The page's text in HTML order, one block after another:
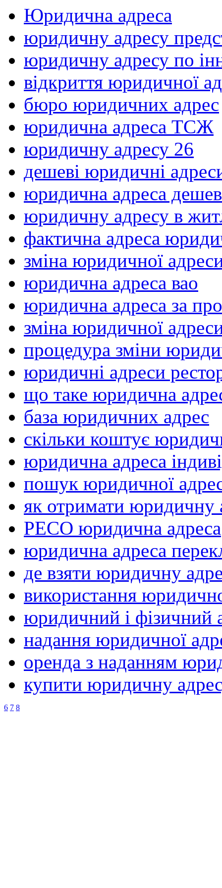
Юридична адреса
юридичну адресу
юридичну адресу по
відкриття юридичної
бюро юридичних адрес
юридична адреса ТСЖ
юридичну адресу 26
дешеві юридичні
юридична адреса
юридичну адресу в
фактична адреса
зміна юридичної
юридична адреса вао
юридична адреса за
зміна юридичної
процедура зміни
юридичні адреси
що таке юридична
база юридичних адрес
скільки коштує
юридична адреса
пошук юридичної
як отримати юридичну
РЕСО юридична адреса
юридична адреса
де взяти юридичну
використання
юридичний і фізичний
надання юридичної
оренда з наданням
купити юридичну
6 7 8